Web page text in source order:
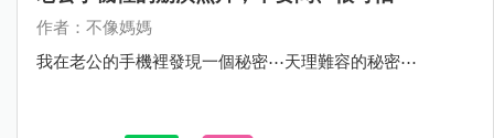
作者：不像媽媽
我在老公的手機裡發現一個秘密⋯天理難容的秘密⋯